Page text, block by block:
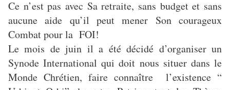
Ce n’est pas avec Sa retraite, sans budget et sans
aucune aide qu’il peut mener Son courageux
Combat pour la FOI!
Le mois de juin il a été décidé d’organiser un
Synode International qui doit nous situer dans le
Monde Chrétien, faire connaître l’existence “